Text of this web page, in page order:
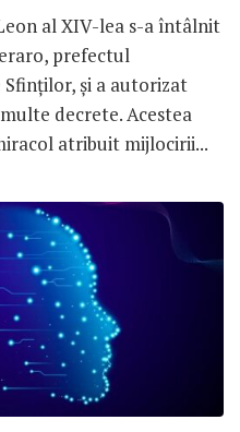
al XIV-lea s-a întâlnit
prefectul
și a autorizat
decrete. Acestea
atribuit mijlocirii...